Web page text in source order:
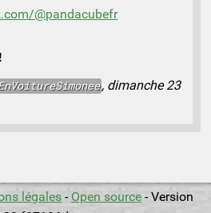
@pandacubefr
, dimanche 23
légales - Open source - Version